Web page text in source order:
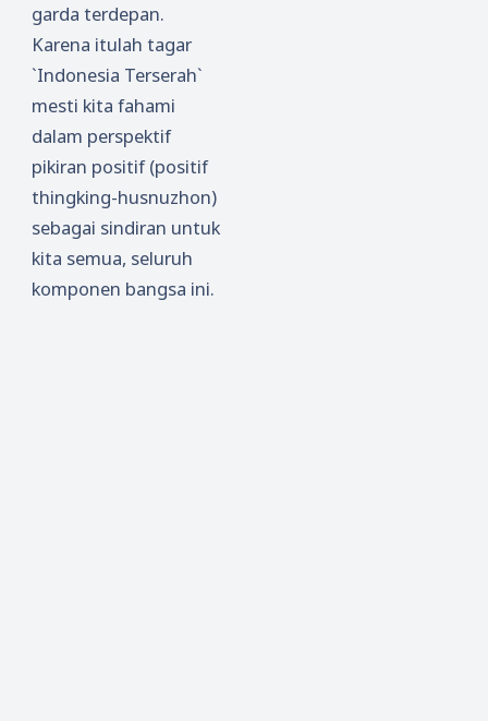
garda terdepan.
Karena itulah tagar
`Indonesia Terserah`
mesti kita fahami
dalam perspektif
pikiran positif (positif
thingking-husnuzhon)
sebagai sindiran untuk
kita semua, seluruh
komponen bangsa ini.